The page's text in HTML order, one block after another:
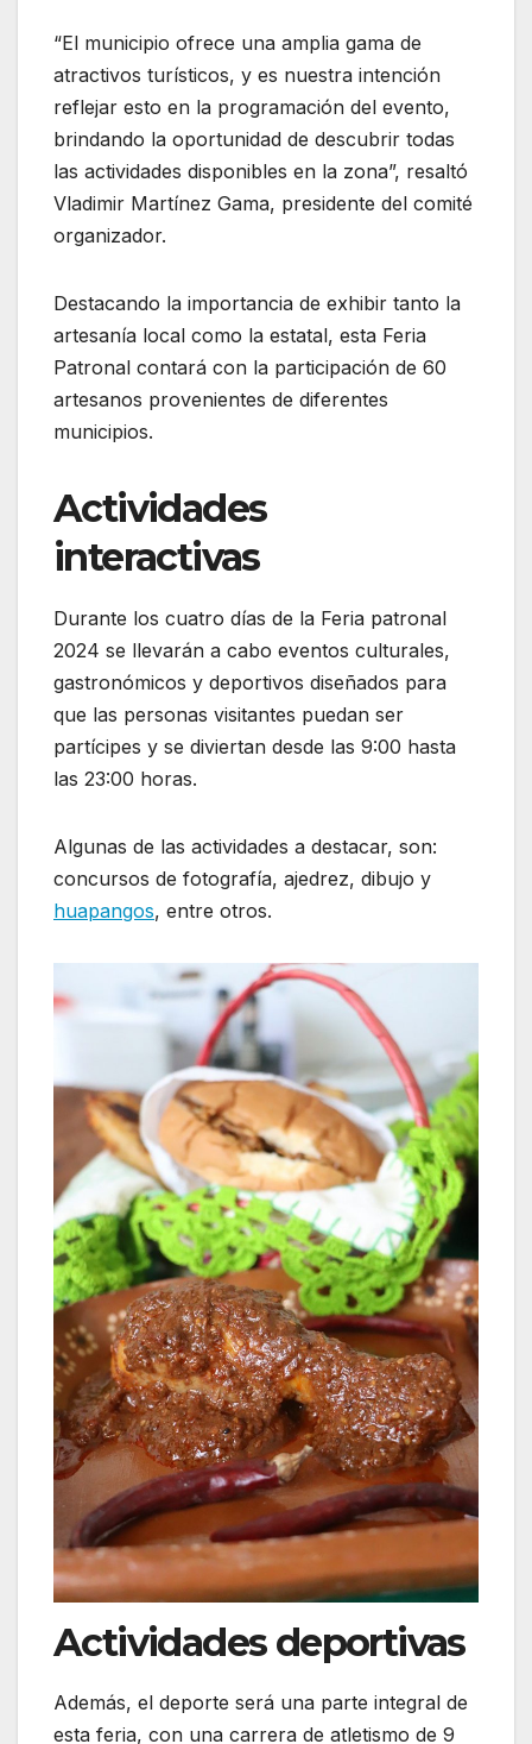
“El municipio ofrece una amplia gama de
atractivos turísticos, y es nuestra intención
reflejar esto en la programación del evento,
brindando la oportunidad de descubrir todas
las actividades disponibles en la zona”, resaltó
Vladimir Martínez Gama, presidente del comité
organizador.
Destacando la importancia de exhibir tanto la
artesanía local como la estatal, esta Feria
Patronal contará con la participación de 60
artesanos provenientes de diferentes
municipios.
Actividades
interactivas
Durante los cuatro días de la Feria patronal
2024 se llevarán a cabo eventos culturales,
gastronómicos y deportivos diseñados para
que las personas visitantes puedan ser
partícipes y se diviertan desde las 9:00 hasta
las 23:00 horas.
Algunas de las actividades a destacar, son:
concursos de fotografía, ajedrez, dibujo y
huapangos, entre otros.
Actividades deportivas
Además, el deporte será una parte integral de
esta feria, con una carrera de atletismo de 9